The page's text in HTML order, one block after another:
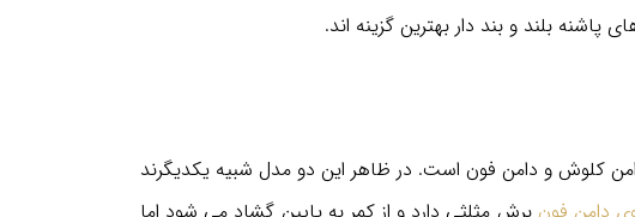
بلند و بند دار بهترین گزینه اند.
کلوش و دامن فون است. در ظاهر این دو مدل شبیه یکدیگرند